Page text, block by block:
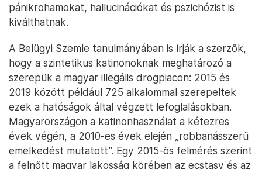
pánikrohamokat, hallucinációkat és pszichózist is
kiválthatnak.
A Belügyi Szemle tanulmányában is írják a szerzők,
hogy a szintetikus katinonoknak meghatározó a
szerepük a magyar illegális drogpiacon: 2015 és
2019 között például 725 alkalommal szerepeltek
ezek a hatóságok által végzett lefoglalásokban.
Magyarországon a katinonhasználat a kétezres
évek végén, a 2010-es évek elején „robbanásszerű
emelkedést mutatott”. Egy 2015-ös felmérés szerint
a felnőtt magyar lakosság körében az ecstasy és az